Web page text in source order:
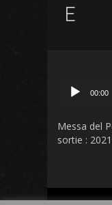
E
00:00
Messa del
sortie :